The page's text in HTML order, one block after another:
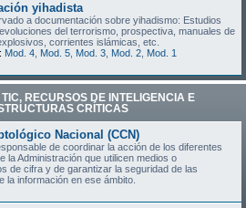
yihadista
a documentación sobre yihadismo: Estudios
del terrorismo, prospectiva, manuales de
corrientes islámicas, etc.
Mod. 4 Mod. 5 Mod. 3 Mod. 2 Mod. 1
RECURSOS DE INTELIGENCIA E
CRÍTICAS
Nacional (CCN)
de coordinar la acción de los diferentes
la Administración que utilicen medios o
de cifra y de garantizar la seguridad de las
la información en ese ámbito.